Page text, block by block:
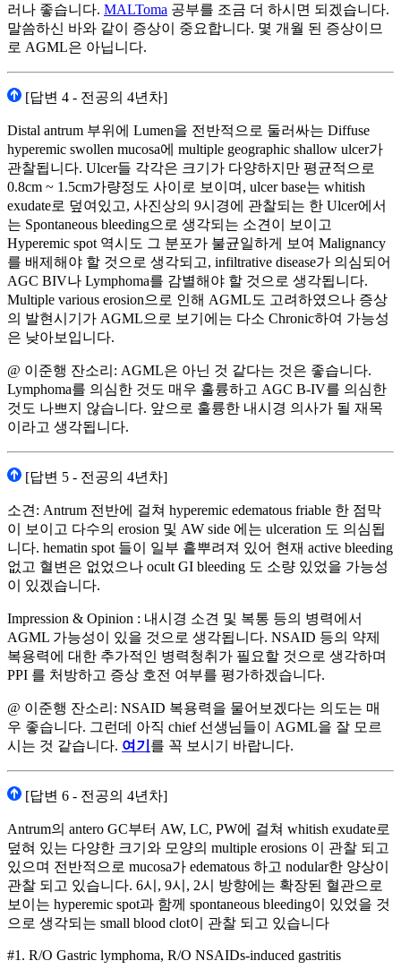
러나 좋습니다. MALToma 공부를 조금 더 하시면 되겠습니다.
말씀하신 바와 같이 증상이 중요합니다. 몇 개월 된 증상이므
로 AGML은 아닙니다.
[답변 4 - 전공의 4년차]
Distal antrum 부위에 Lumen을 전반적으로 둘러싸는 Diffuse
hyperemic swollen mucosa에 multiple geographic shallow ulcer가
관찰됩니다. Ulcer들 각각은 크기가 다양하지만 평균적으로
0.8cm ~ 1.5cm가량정도 사이로 보이며, ulcer base는 whitish
exudate로 덮여있고, 사진상의 9시경에 관찰되는 한 Ulcer에서
는 Spontaneous bleeding으로 생각되는 소견이 보이고
Hyperemic spot 역시도 그 분포가 불균일하게 보여 Malignancy
를 배제해야 할 것으로 생각되고, infiltrative disease가 의심되어
AGC BIV나 Lymphoma를 감별해야 할 것으로 생각됩니다.
Multiple various erosion으로 인해 AGML도 고려하였으나 증상
의 발현시기가 AGML으로 보기에는 다소 Chronic하여 가능성
은 낮아보입니다.
@ 이준행 잔소리: AGML은 아닌 것 같다는 것은 좋습니다.
Lymphoma를 의심한 것도 매우 훌륭하고 AGC B-IV를 의심한
것도 나쁘지 않습니다. 앞으로 훌륭한 내시경 의사가 될 재목
이라고 생각됩니다.
[답변 5 - 전공의 4년차]
소견: Antrum 전반에 걸쳐 hyperemic edematous friable 한 점막
이 보이고 다수의 erosion 및 AW side 에는 ulceration 도 의심됩
니다. hematin spot 들이 일부 흩뿌려져 있어 현재 active bleeding
없고 혈변은 없었으나 ocult GI bleeding 도 소량 있었을 가능성
이 있겠습니다.
Impression & Opinion : 내시경 소견 및 복통 등의 병력에서
AGML 가능성이 있을 것으로 생각됩니다. NSAID 등의 약제
복용력에 대한 추가적인 병력청취가 필요할 것으로 생각하며
PPI 를 처방하고 증상 호전 여부를 평가하겠습니다.
@ 이준행 잔소리: NSAID 복용력을 물어보겠다는 의도는 매
우 좋습니다. 그런데 아직 chief 선생님들이 AGML을 잘 모르
시는 것 같습니다. 여기 를 꼭 보시기 바랍니다.
[답변 6 - 전공의 4년차]
Antrum의 antero GC부터 AW, LC, PW에 걸쳐 whitish exudate로
덮혀 있는 다양한 크기와 모양의 multiple erosions 이 관찰 되고
있으며 전반적으로 mucosa가 edematous 하고 nodular한 양상이
관찰 되고 있습니다. 6시, 9시, 2시 방향에는 확장된 혈관으로
보이는 hyperemic spot과 함께 spontaneous bleeding이 있었을 것
으로 생각되는 small blood clot이 관찰 되고 있습니다
#1. R/O Gastric lymphoma, R/O NSAIDs-induced gastritis